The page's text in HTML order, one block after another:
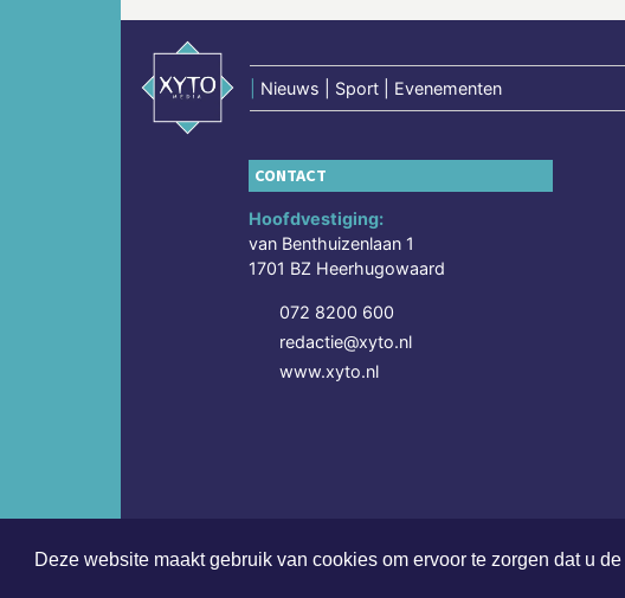
Deze website maakt gebruik van cookies om ervoor te zorgen dat u
Nieuws | Sport | Evenementen
CONTACT
Hoofdvestiging:
van Benthuizenlaan 1
1701 BZ Heerhugowaard
072 8200 600
redactie@xyto.nl
www.xyto.nl
Copyright (c) 2026 | Sittardsdagblad.nl - Alle rechten